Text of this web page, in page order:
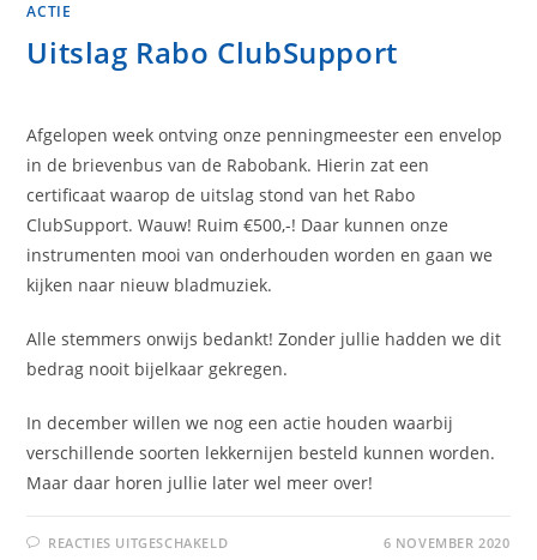
ACTIE
Uitslag Rabo ClubSupport
Afgelopen week ontving onze penningmeester een envelop
in de brievenbus van de Rabobank. Hierin zat een
certificaat waarop de uitslag stond van het Rabo
ClubSupport. Wauw! Ruim €500,-! Daar kunnen onze
instrumenten mooi van onderhouden worden en gaan we
kijken naar nieuw bladmuziek.
Alle stemmers onwijs bedankt! Zonder jullie hadden we dit
bedrag nooit bijelkaar gekregen.
In december willen we nog een actie houden waarbij
verschillende soorten lekkernijen besteld kunnen worden.
Maar daar horen jullie later wel meer over!
REACTIES UITGESCHAKELDVOOR 6 NOVEMBER 2020